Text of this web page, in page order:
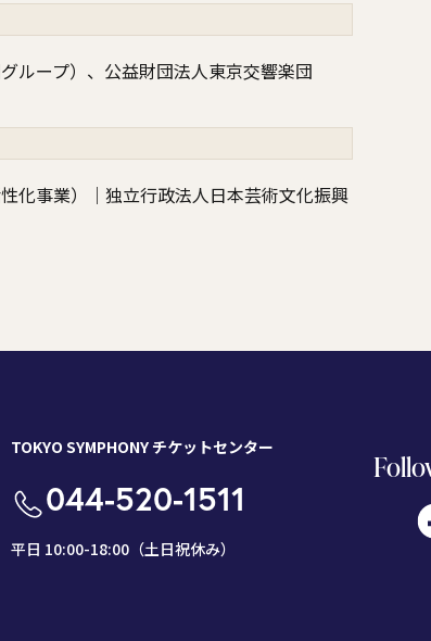
ループ）、公益財団法人東京交響楽団
化事業）｜独立行政法人日本芸術文化振興
TOKYO SYMPHONY チケットセンター
044-520-1511
平日 10:00-18:00（土日祝休み）